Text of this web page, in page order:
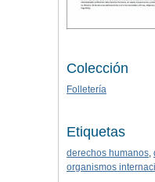
Colección
Folletería
Etiquetas
derechos humanos,
organismos